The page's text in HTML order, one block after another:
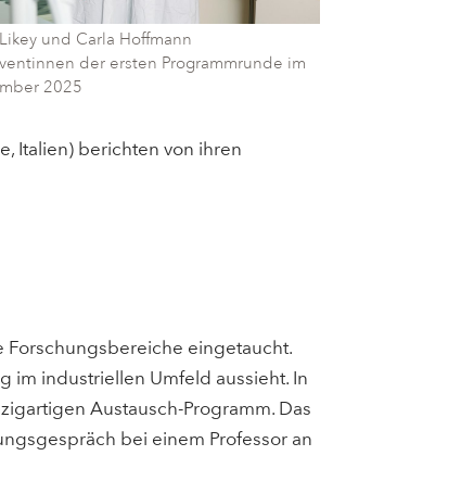
und Carla Hoffmann
der ersten Programmrunde im
2025
Italien) berichten von ihren
Forschungsbereiche eingetaucht.
im industriellen Umfeld aussieht. In
Austausch-Programm. Das
bei einem Professor an